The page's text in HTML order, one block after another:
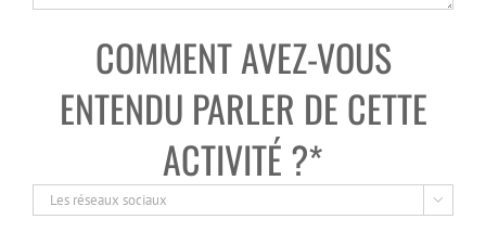
COMMENT AVEZ-VOUS
ENTENDU PARLER DE CETTE
ACTIVITÉ ?*
